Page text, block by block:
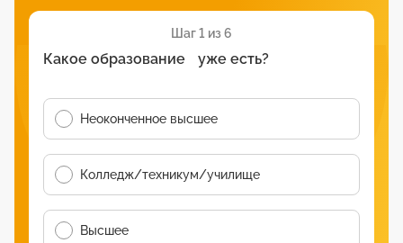
Шаг 1 из 6
Какое образование уже есть?
Неоконченное высшее
Колледж/техникум/училище
Высшее